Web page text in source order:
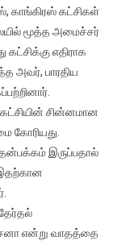
அரசியலில்
புதிய
திருப்பம்
–
ஷிண்டே
அணி
தான்
சிவசேனா
காங்கிரஸ் கட்சிகள்
மூத்த அமைச்சர்
எதிராக
அவர், பாரதிய
சின்னமான
கோரியது.
இருப்பதால்
தேர்தல்
என்று வாதத்தை